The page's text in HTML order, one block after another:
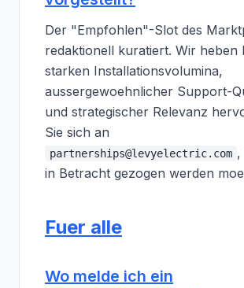
Der "Empfohlen"-Slot des
redaktionell kuratiert. Wir heben
starken Installationsvolumina,
aussergewoehnlicher Support-
und strategischer Relevanz
Sie sich an
partnerships@levyelectric.com ,
in Betracht gezogen werden
Fuer alle
Wo melde ich ein